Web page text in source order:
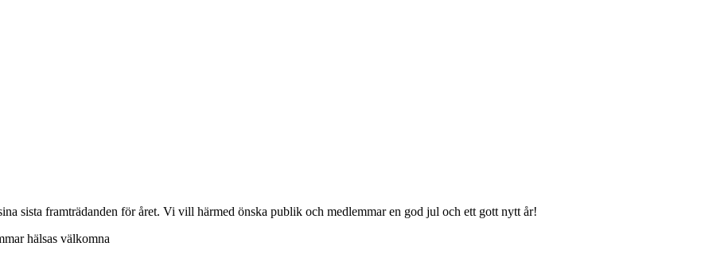
sista framträdanden för året. Vi vill härmed önska publik och medlemmar en god jul och ett gott nytt år!
hälsas välkomna